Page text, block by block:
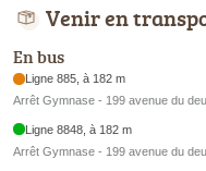
Venir en
En bus
Ligne 885, à 182 m
Arrêt Gymnase - 199 avenue du
Ligne 8848, à 182 m
Arrêt Gymnase - 199 avenue du